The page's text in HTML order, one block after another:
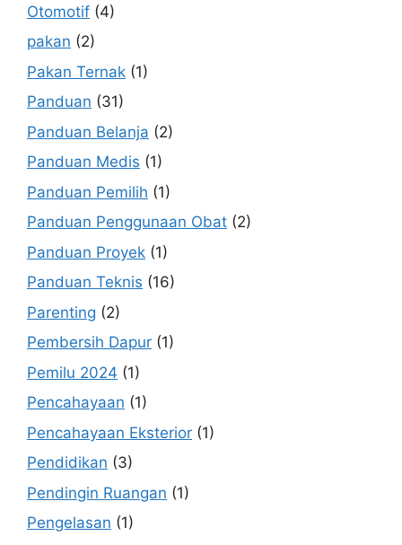
Otomotif (4)
pakan (2)
Pakan Ternak (1)
Panduan (31)
Panduan Belanja (2)
Panduan Medis (1)
Panduan Pemilih (1)
Panduan Penggunaan Obat (2)
Panduan Proyek (1)
Panduan Teknis (16)
Parenting (2)
Pembersih Dapur (1)
Pemilu 2024 (1)
Pencahayaan (1)
Pencahayaan Eksterior (1)
Pendidikan (3)
Pendingin Ruangan (1)
Pengelasan (1)